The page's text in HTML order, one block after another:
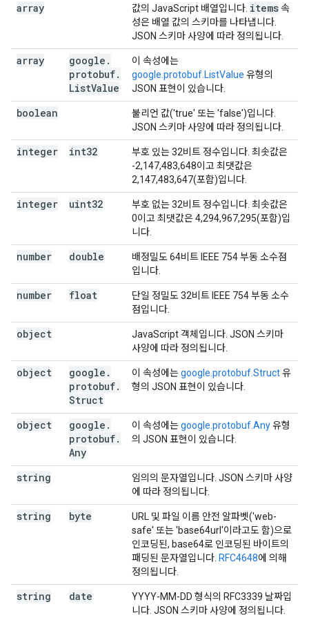
array 값의 JavaScript 배열입니다. items속
성은 배열 값의 스키마를 나타냅니다.
JSON 스키마 사양에 따라 정의됩니다.
array google .
protobuf.
ListValue
이 속성에는
google.protobuf.ListValue 유형의
JSON 표현이 있습니다.
boolean
불리언 값('true' 또는 'false')입니다.
JSON 스키마 사양에 따라 정의됩니다.
integer int32
부호 있는 32비트 정수입니다. 최솟값은
-2,147,483,648이고 최댓값은
2,147,483,647(포함)입니다.
integer uint32
부호 없는 32비트 정수입니다. 최솟값은
0이고 최댓값은 4,294,967,295(포함)입
니다.
number double
배정밀도 64비트 IEEE 754 부동 소수점
입니다.
number float
단일 정밀도 32비트 IEEE 754 부동 소수
점입니다.
object
JavaScript 객체입니다. JSON 스키마
사양에 따라 정의됩니다.
object google .
protobuf.
Struct
이 속성에는google.protobuf.Struct유
형의 JSON 표현이 있습니다.
object google .
protobuf.
Any
이 속성에는google.protobuf.Any유형
의 JSON 표현이 있습니다.
string
임의의 문자열입니다. JSON 스키마 사양
에 따라 정의됩니다.
string byte
URL 및 파일 이름 안전 알파벳('web-
safe' 또는 'base64url'이라고도 함)으로
인코딩된, base64로 인코딩된 바이트의
패딩된 문자열입니다. RFC4648에 의해
정의됩니다.
string date
YYYY-MM-DD 형식의 RFC3339 날짜입
니다. JSON 스키마 사양에 정의됩니다.